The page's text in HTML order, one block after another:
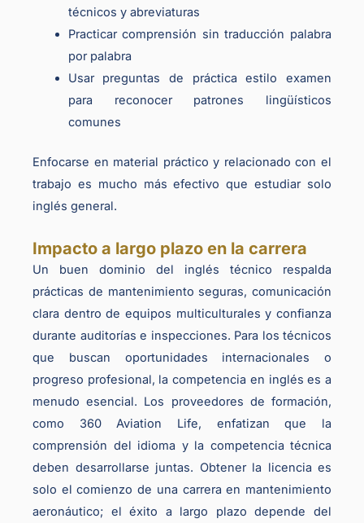
técnicos y abreviaturas
Practicar comprensión sin traducción palabra
por palabra
Usar preguntas de práctica estilo examen
para reconocer patrones lingüísticos
comunes
Enfocarse en material práctico y relacionado con el
trabajo es mucho más efectivo que estudiar solo
inglés general.
Impacto a largo plazo en la carrera
Un buen dominio del inglés técnico respalda
prácticas de mantenimiento seguras, comunicación
clara dentro de equipos multiculturales y confianza
durante auditorías e inspecciones. Para los técnicos
que buscan oportunidades internacionales o
progreso profesional, la competencia en inglés es a
menudo esencial. Los proveedores de formación,
como 360 Aviation Life, enfatizan que la
comprensión del idioma y la competencia técnica
deben desarrollarse juntas. Obtener la licencia es
solo el comienzo de una carrera en mantenimiento
aeronáutico; el éxito a largo plazo depende del